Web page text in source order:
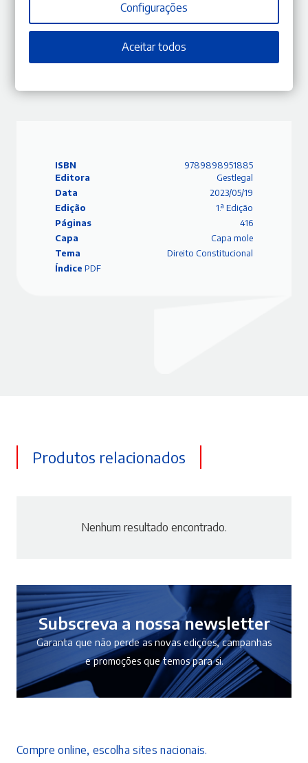
Sobre o Autor
Associação Portuguesa de Direito Constitucional
ISBN
9789898951885
Editora
Gestlegal
Data
2023/05/19
Edição
1.ª Edição
Páginas
416
Capa
Capa mole
Tema
Direito Constitucional
Índice PDF
Produtos relacionados
Nenhum resultado encontrado.
Subscreva a nossa newsletter
Garanta que não perde as novas edições, campanhas
e promoções que temos para si.
Compre online, escolha sites nacionais.
Configurações
Aceitar todos